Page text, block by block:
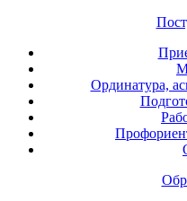
Ординатура,